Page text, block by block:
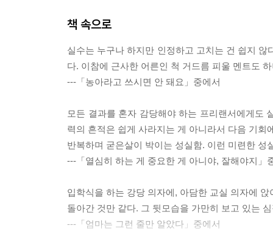
책 속으로
실수는 누구나 하지만 인정하고 고치는 건 쉽지
다. 이참에 근사한 어른인 척 거드름 피울 멘트도
---「농아라고 쓰시면 안 돼요」중에서
모든 결과를 혼자 감당해야 하는 프리랜서에게도
력의 흔적은 쉽게 사라지는 게 아니라서 다음 기
반복하며 굳은살이 박이는 성실함. 이런 미련한
---「열심히 하는 게 중요한 게 아니야, 잘해야지」
입학식을 하는 강당 의자에, 아담한 교실 의자에
돌아간 것만 같다. 그 뒷모습을 가만히 보고 있는
---「엄마는 그런 줄만 알았다」중에서